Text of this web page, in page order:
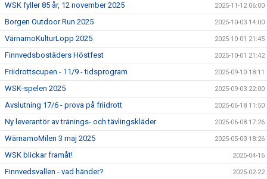
WSK fyller 85 år, 12 november 2025 2025-11-12 06:00
Borgen Outdoor Run 2025 2025-10-03 14:00
VärnamoKulturLopp 2025 2025-10-01 21:45
Finnvedsbostäders Höstfest 2025-10-01 21:42
Friidrottscupen - 11/9 - tidsprogram 2025-09-10 18:11
WSK-spelen 2025 2025-09-03 22:00
Avslutning 17/6 - prova på friidrott 2025-06-18 11:50
Ny leverantör av tränings- och tävlingskläder 2025-06-08 17:26
WärnamoMilen 3 maj 2025 2025-05-03 18:26
WSK blickar framåt! 2025-04-16
Finnvedsvallen - vad händer? 2025-02-22